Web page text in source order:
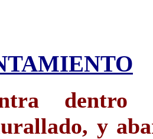
dentro
y